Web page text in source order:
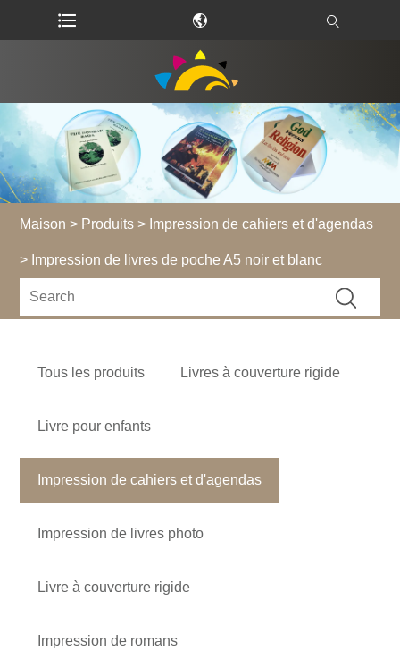
Maison > Produits > Impression de cahiers et d'agendas
> Impression de livres de poche A5 noir et blanc
Tous les produits Livres à couverture rigide
Livre pour enfants
Impression de cahiers et d'agendas
Impression de livres photo
Livre à couverture rigide
Impression de romans